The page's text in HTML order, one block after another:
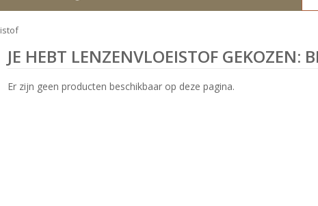
BEVESTIGEN
JE HEBT LENZENVLOEISTOF GEKOZEN:
Er zijn geen producten beschikbaar op deze pagina.